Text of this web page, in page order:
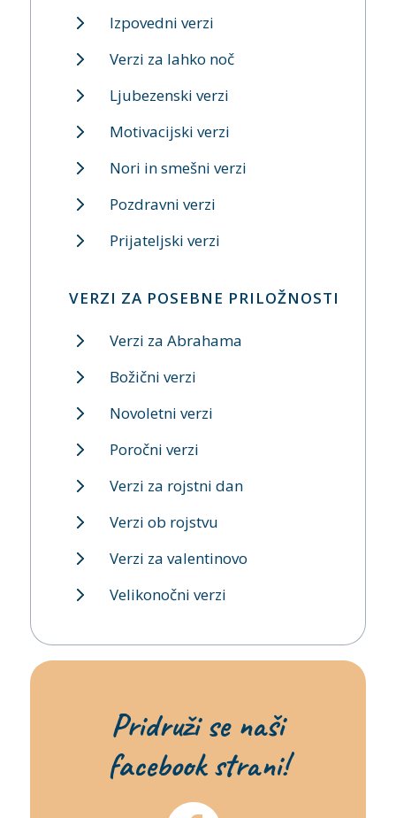
Izpovedni verzi
Verzi za lahko noč
Ljubezenski verzi
Motivacijski verzi
Nori in smešni verzi
Pozdravni verzi
Prijateljski verzi
VERZI ZA POSEBNE PRILOŽNOSTI
Verzi za Abrahama
Božični verzi
Novoletni verzi
Poročni verzi
Verzi za rojstni dan
Verzi ob rojstvu
Verzi za valentinovo
Velikonočni verzi
Pridruži se naši
facebook strani!